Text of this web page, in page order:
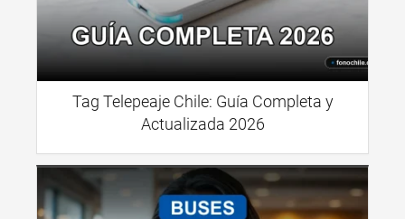
Tag Telepeaje Chile: Guía Completa y
Actualizada 2026